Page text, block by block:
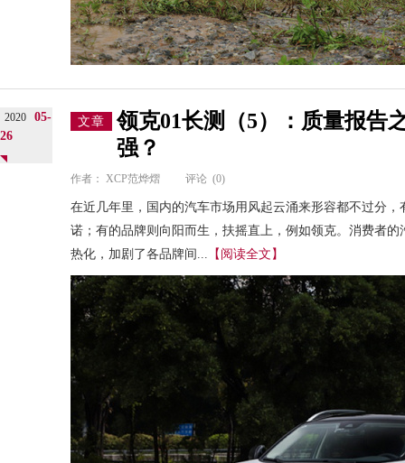
2020
05-
26
文章
领克01长测（5）：质量报告
强？
作者： XCP范烨熠 评论 (0)
在近几年里，国内的汽车市场用风起云涌来形容都不过分
诺；有的品牌则向阳而生，扶摇直上，例如领克。消费者
热化，加剧了各品牌间... 【阅读全文】